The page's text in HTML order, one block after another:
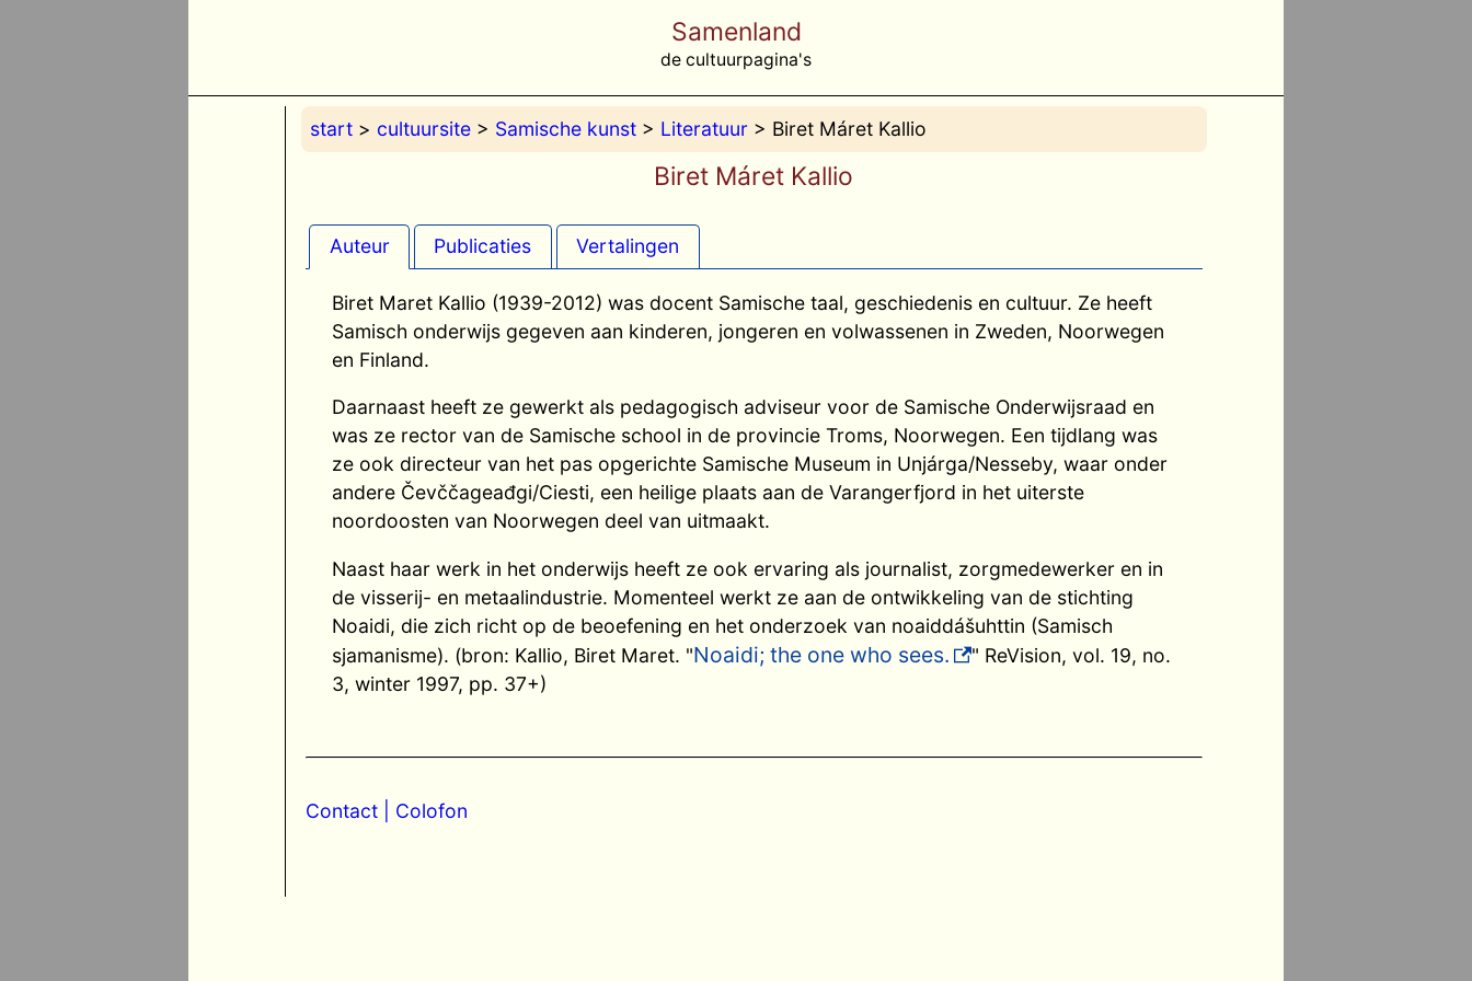
Samenland
de cultuurpagina's
start > cultuursite > Samische kunst > Literatuur > Biret Máret Kallio
Biret Máret Kallio
Auteur Publicaties Vertalingen
Biret Maret Kallio (1939-2012) was docent Samische taal, geschiedenis en cultuur. Ze heeft
Samisch onderwijs gegeven aan kinderen, jongeren en volwassenen in Zweden, Noorwegen
en Finland.
Daarnaast heeft ze gewerkt als pedagogisch adviseur voor de Samische Onderwijsraad en
was ze rector van de Samische school in de provincie Troms, Noorwegen. Een tijdlang was
ze ook directeur van het pas opgerichte Samische Museum in Unjárga/Nesseby, waar onder
andere Čevččageađgi/Ciesti, een heilige plaats aan de Varangerfjord in het uiterste
noordoosten van Noorwegen deel van uitmaakt.
Naast haar werk in het onderwijs heeft ze ook ervaring als journalist, zorgmedewerker en in
de visserij- en metaalindustrie. Momenteel werkt ze aan de ontwikkeling van de stichting
Noaidi, die zich richt op de beoefening en het onderzoek van noaiddášuhttin (Samisch
sjamanisme). (bron: Kallio, Biret Maret. "Noaidi; the one who sees.
" ReVision, vol. 19, no.
3, winter 1997, pp. 37+)
Contact| Colofon